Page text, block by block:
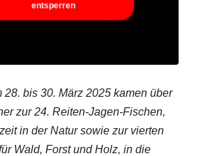
entsperren
28. bis 30. März 2025 kamen über
zur 24. Reiten-Jagen-Fischen,
in der Natur sowie zur vierten
Wald, Forst und Holz, in die